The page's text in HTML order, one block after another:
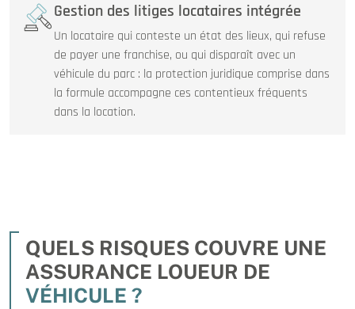
Gestion des litiges locataires intégrée
Un locataire qui conteste un état des lieux, qui refuse
de payer une franchise, ou qui disparaît avec un
véhicule du parc : la protection juridique comprise dans
la formule accompagne ces contentieux fréquents
dans la location.
QUELS RISQUES COUVRE UNE
ASSURANCE LOUEUR DE
VÉHICULE ?